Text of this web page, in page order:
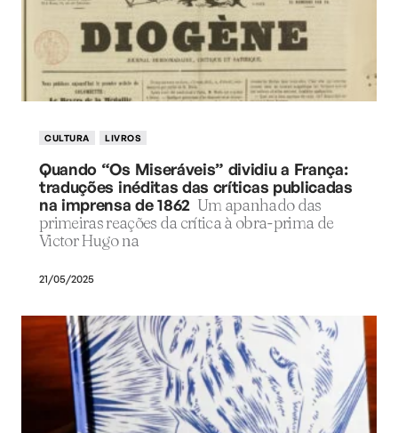
CULTURA LIVROS
Quando “Os Miseráveis” dividiu a França:
traduções inéditas das críticas publicadas
na imprensa de 1862 Um apanhado das
primeiras reações da crítica à obra-prima de
Victor Hugo na
21/05/2025